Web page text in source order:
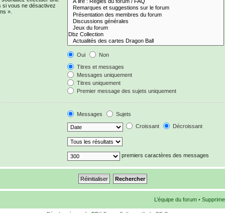
si vous ne désactivez
».
Oui
Non
Titres et messages
Messages uniquement
Titres uniquement
Premier message des sujets uniquement
Messages Sujets
Croissant Décroissant
premiers caractères des messages
L’équipe du forum •